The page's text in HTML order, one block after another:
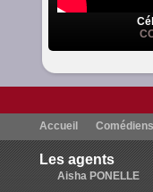
Accueil Comédiens
Les agents
Aisha PONELLE